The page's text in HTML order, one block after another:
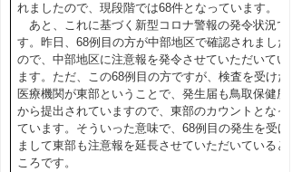
れましたので、現段階では68件となっています。
あと、これに基づく新型コロナ警報の発令状況で
す。昨日、68例目の方が中部地区で確認されました
ので、中部地区に注意報を発令させていただいてい
ます。ただ、この68例目の方ですが、検査を受けた
医療機関が東部ということで、発生届も鳥取保健所
から提出されていますので、東部のカウントとなっ
ています。そういった意味で、68例目の発生を受け
まして東部も注意報を延長させていただいていると
ころです。